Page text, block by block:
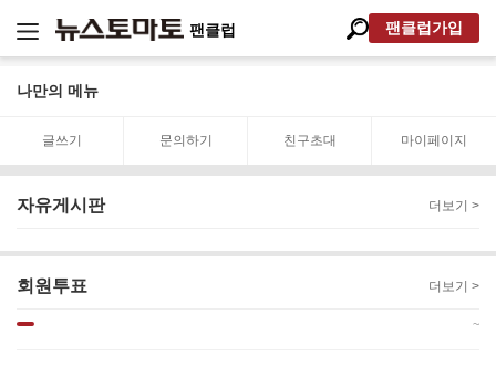
팬클럽 팬클럽가입
나만의 메뉴
글쓰기 문의하기 친구초대 마이페이지
자유게시판 더보기 >
회원투표 더보기 >
~